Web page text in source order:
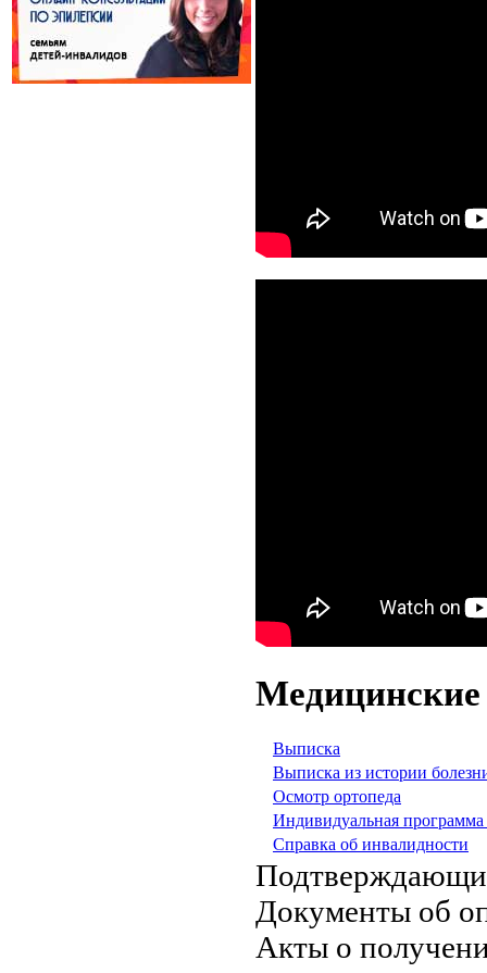
Выписка
Выписка из истории
Осмотр ортопеда
Индивидуальная
Справка об инвалидности
Документы об
Акты о